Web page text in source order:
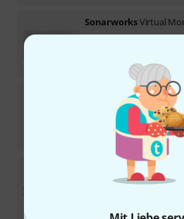
SonarworksVirtual
SonarworksSoundID
2
Download-Lizenz
€
Sonarworks SoundID
1
€